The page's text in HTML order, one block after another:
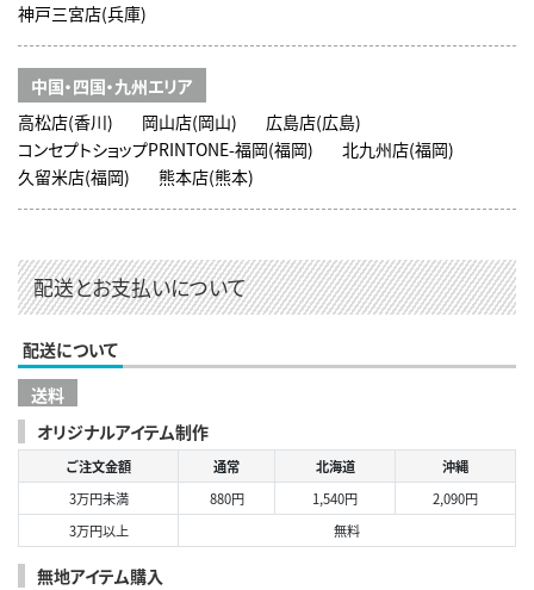
神戸三宮店(兵庫)
中国・四国・九州エリア
高松店(香川)
岡山店(岡山)
広島店(広島)
コンセプトショップPRINTONE-福岡(福岡)
北九州店(福岡)
久留米店(福岡)
熊本店(熊本)
配送とお支払いについて
配送について
送料
オリジナルアイテム制作
ご注文金額 通常 北海道
沖縄
3万円未満
880円 1,540円
2,090円
3万円以上
無料
無地アイテム購入